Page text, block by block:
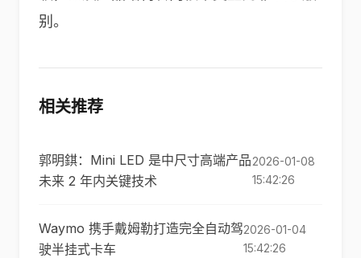
别。
相关推荐
郭明錤：Mini LED 是中尺寸高端产品
未来 2 年内关键技术
2026-01-08
15:42:26
Waymo 携手戴姆勒打造完全自动驾
驶半挂式卡车
2026-01-04
15:42:26